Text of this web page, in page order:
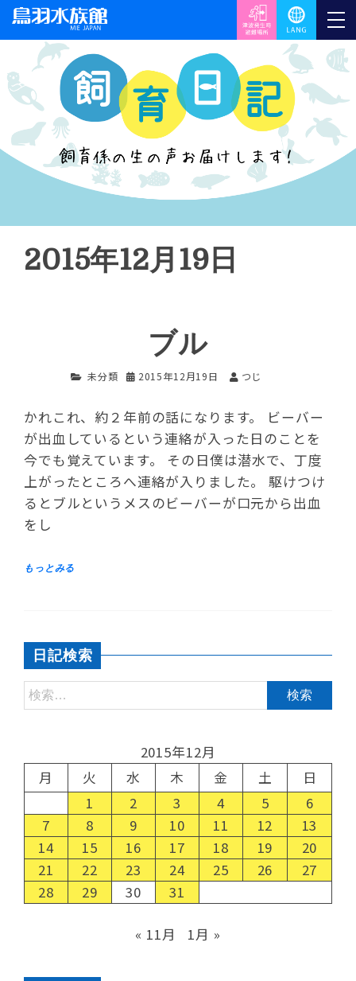
2015年12月19日
ブル
未分類 2015年12月19日 つじ
かれこれ、約２年前の話になります。 ビーバー
が出血しているという連絡が入った日のことを
今でも覚えています。 その日僕は潜水で、丁度
上がったところへ連絡が入りました。 駆けつけ
るとブルというメスのビーバーが口元から出血
をし
日記検索
2015年12月
月
火 水 木 金 土
日
1
2 3 4 5
6
7
8 9 10 11 12
13
14
15 16 17 18 19
20
21
22 23 24 25 26
27
28
29 30 31
« 11月 1月 »